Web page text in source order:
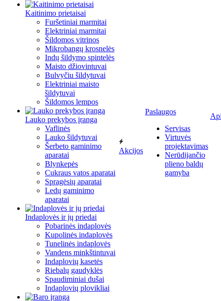
Kaitinimo prietaisai
Furšetiniai marmitai
Elektriniai marmitai
Šildomos vitrinos
Mikrobangų krosnelės
Indų šildymo spintelės
Maisto džiovintuvai
Bulvyčiu šildytuvai
Elektriniai maisto
šildytuvai
Šildomos lempos
Lauko prekybos įranga
Vaflinės
Lauko šildytuvai
Šerbeto gaminimo
aparatai
Blynkepės
Cukraus vatos aparatai
Spragėsių aparatai
Ledų gaminimo
aparatai
Indaplovės ir jų priedai
Pobarinės indaplovės
Kupolinės indaplovės
Tunelinės indaplovės
Vandens minkštintuvai
Indaplovių kasetės
Riebalų gaudyklės
Spaudiminiai dušai
Indaplovių plovikliai
Akcijos
Paslaugos
Servisas
Virtuvės
projektavimas
Nerūdijančio
plieno baldų
gamyba